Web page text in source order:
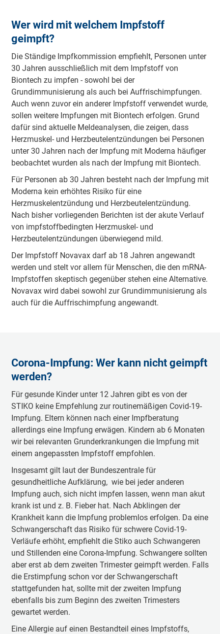
Wer wird mit welchem Impfstoff
geimpft?
Die Ständige Impfkommission empfiehlt, Personen unter
30 Jahren ausschließlich mit dem Impfstoff von
Biontech zu impfen - sowohl bei der
Grundimmunisierung als auch bei Auffrischimpfungen.
Auch wenn zuvor ein anderer Impfstoff verwendet wurde,
sollen weitere Impfungen mit Biontech erfolgen. Grund
dafür sind aktuelle Meldeanalysen, die zeigen, dass
Herzmuskel- und Herzbeutelentzündungen bei Personen
unter 30 Jahren nach der Impfung mit Moderna häufiger
beobachtet wurden als nach der Impfung mit Biontech.
Für Personen ab 30 Jahren besteht nach der Impfung mit
Moderna kein erhöhtes Risiko für eine
Herzmuskelentzündung und Herzbeutelentzündung.
Nach bisher vorliegenden Berichten ist der akute Verlauf
von impfstoffbedingten Herzmuskel- und
Herzbeutelentzündungen überwiegend mild.
Der Impfstoff Novavax darf ab 18 Jahren angewandt
werden und stelt vor allem für Menschen, die den mRNA-
Impfstoffen skeptisch gegenüber stehen eine Alternative.
Novavax wird dabei sowohl zur Grundimmunisierung als
auch für die Auffrischimpfung angewandt.
Corona-Impfung: Wer kann nicht geimpft
werden?
Für gesunde Kinder unter 12 Jahren gibt es von der
STIKO keine Empfehlung zur routinemäßigen Covid-19-
Impfung. Eltern können nach einer Impfberatung
allerdings eine Impfung erwägen. Kindern ab 6 Monaten
wir bei relevanten Grunderkrankungen die Impfung mit
einem angepassten Impfstoff empfohlen.
Insgesamt gilt laut der Bundeszentrale für
gesundheitliche Aufklärung, wie bei jeder anderen
Impfung auch, sich nicht impfen lassen, wenn man akut
krank ist und z. B. Fieber hat. Nach Abklingen der
Krankheit kann die Impfung problemlos erfolgen. Da eine
Schwangerschaft das Risiko für schwere Covid-19-
Verläufe erhöht, empfiehlt die Stiko auch Schwangeren
und Stillenden eine Corona-Impfung. Schwangere sollten
aber erst ab dem zweiten Trimester geimpft werden. Falls
die Erstimpfung schon vor der Schwangerschaft
stattgefunden hat, sollte mit der zweiten Impfung
ebenfalls bis zum Beginn des zweiten Trimesters
gewartet werden.
Eine Allergie auf einen Bestandteil eines Impfstoffs,